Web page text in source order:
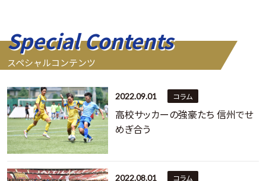
Special Contents
スペシャルコンテンツ
2022.09.01 コラム
高校サッカーの強豪たち 信州でせ
めぎ合う
2022.08.01 コラム